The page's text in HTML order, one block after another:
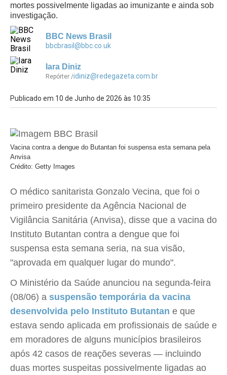
mortes possivelmente ligadas ao imunizante e ainda sob
investigação.
BBC News Brasil
bbcbrasil@bbc.co.uk
Iara Diniz
Repórter /idiniz@redegazeta.com.br
Publicado em 10 de Junho de 2026 às 10:35
Vacina contra a dengue do Butantan foi suspensa esta semana pela
Anvisa
Crédito: Getty Images
O médico sanitarista Gonzalo Vecina, que foi o
primeiro presidente da Agência Nacional de
Vigilância Sanitária (Anvisa), disse que a vacina do
Instituto Butantan contra a dengue que foi
suspensa esta semana seria, na sua visão,
"aprovada em qualquer lugar do mundo".
O Ministério da Saúde anunciou na segunda-feira
(08/06) a suspensão temporária da vacina
desenvolvida pelo Instituto Butantan e que
estava sendo aplicada em profissionais de saúde e
em moradores de alguns municípios brasileiros
após 42 casos de reações severas — incluindo
duas mortes suspeitas possivelmente ligadas ao